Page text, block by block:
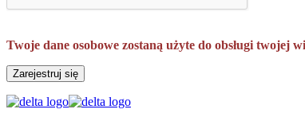
Twoje dane osobowe zostaną użyte do obsługi twojej
Zarejestruj się